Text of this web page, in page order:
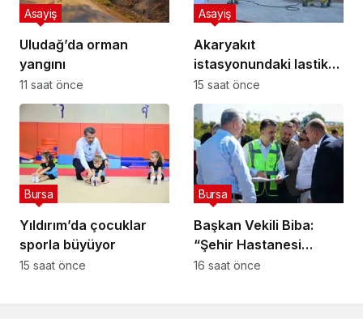
Uludağ’da orman
yangını
Asayiş
11 saat önce
Akaryakıt
istasyonundaki lastik
tamirhanesi alev alev
yandı
Asayiş
15 saat önce
Yıldırım’da çocuklar
sporla büyüyor
Bursa
15 saat önce
Başkan Vekili Biba:
“Şehir Hastanesi
otoparkı bu ay hizmete
Bursa
16 saat önce